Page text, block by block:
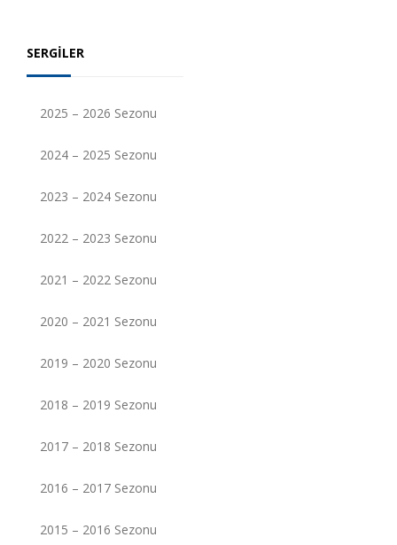
SERGILER
2025 – 2026 Sezonu
2024 – 2025 Sezonu
2023 – 2024 Sezonu
2022 – 2023 Sezonu
2021 – 2022 Sezonu
2020 – 2021 Sezonu
2019 – 2020 Sezonu
2018 – 2019 Sezonu
2017 – 2018 Sezonu
2016 – 2017 Sezonu
2015 – 2016 Sezonu